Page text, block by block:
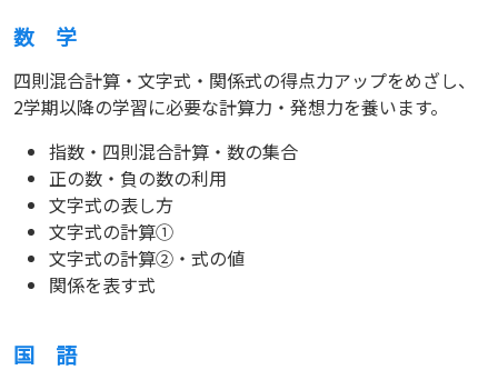
数 学
四則混合計算・文字式・関係式の得点力アップをめざし、
2学期以降の学習に必要な計算力・発想力を養います。
指数・四則混合計算・数の集合
正の数・負の数の利用
文字式の表し方
文字式の計算①
文字式の計算②・式の値
関係を表す式
国 語